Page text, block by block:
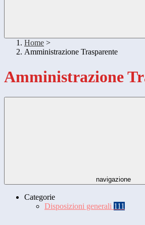
Home >
Amministrazione Trasparente
Amministrazione
navigazione
Categorie
Disposizioni generali 111